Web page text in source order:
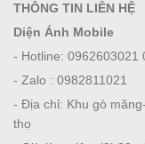
THÔNG TIN LIÊN HỆ
Diện Ánh Mobile
- Hotline: 0962603021
- Zalo : 0982811021
- Địa chỉ: Khu gò
thọ